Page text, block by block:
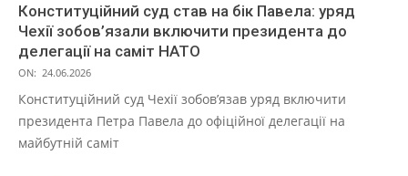
Конституційний суд став на бік Павела: уряд
Чехії зобов’язали включити президента до
делегації на саміт НАТО
ON: 24.06.2026
Конституційний суд Чехії зобов’язав уряд включити
президента Петра Павела до офіційної делегації на
майбутній саміт